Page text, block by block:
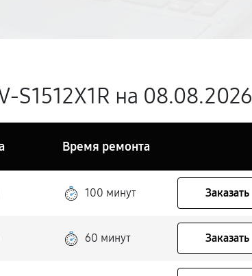
S1512X1R на 08.08.2026
Время ремонта
100 минут Заказать
60 минут Заказать